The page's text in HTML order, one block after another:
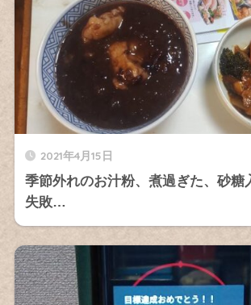
2021年4月15日
季節外れのお汁粉、煮過ぎた、砂糖
失敗…